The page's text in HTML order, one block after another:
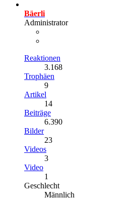
Bäerli
Administrator
Reaktionen
3.168
Trophäen
9
Artikel
14
Beiträge
6.390
Bilder
23
Videos
3
Video
1
Geschlecht
Männlich